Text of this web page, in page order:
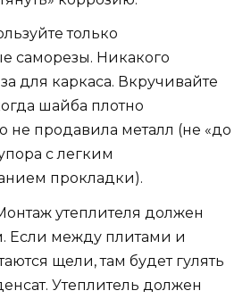
только
саморезы. Никакого
для каркаса. Вкручивайте
шайба плотно
не продавила металл (не «до
с легким
прокладки).
утеплителя должен
Если между плитами и
щели, там будет гулять
Утеплитель должен